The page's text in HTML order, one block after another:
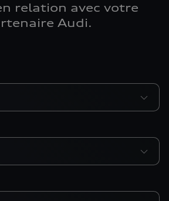
relation avec votre
Audi.